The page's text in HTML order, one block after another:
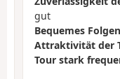
gut
Bequemes
Attraktivität der
Tour stark